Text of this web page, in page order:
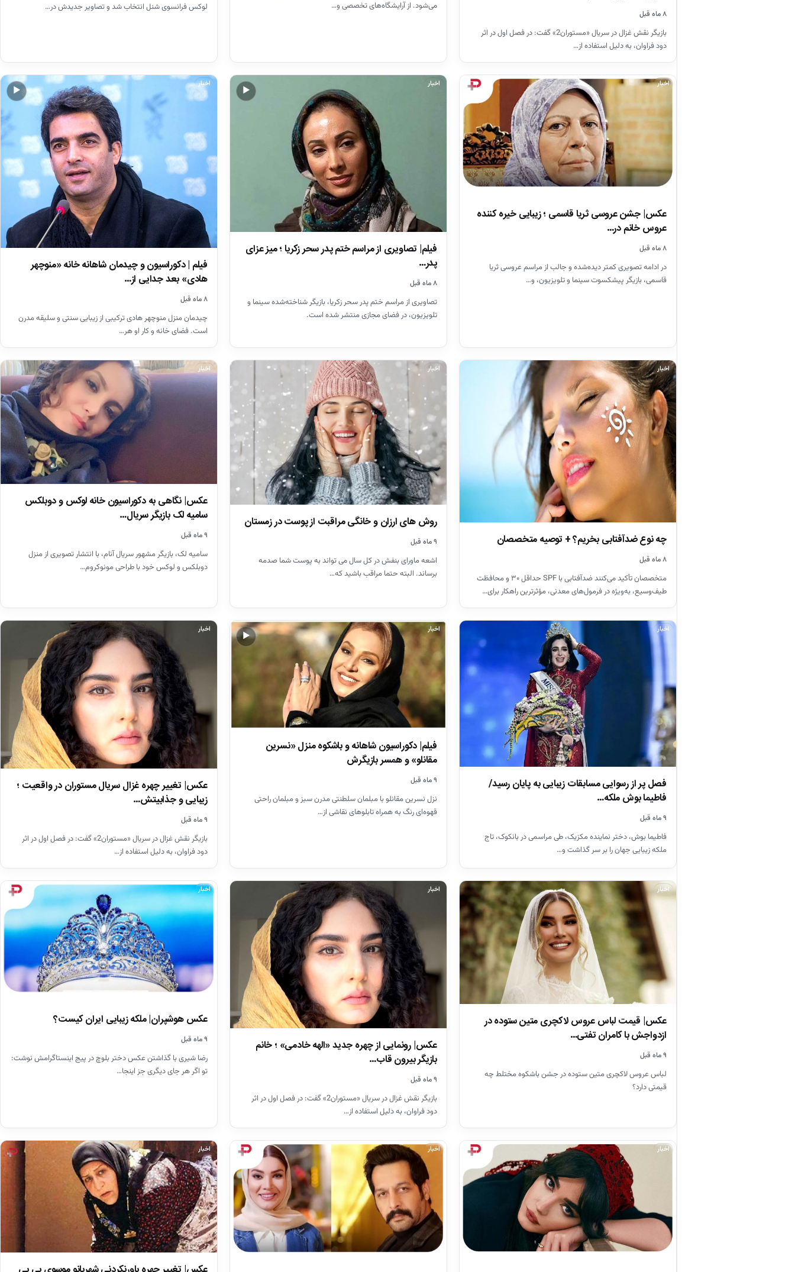
۸ ماه قبل
بازیگر نقش غزال در سریال «مستوران2» گفت: در فصل اول در اثر
دود فراوان، به دلیل استفاده از…
می‌شود. از آرایشگاه‌های تخصصی و…
لوکس فرانسوی شنل انتخاب شد و تصاویر جدیدش در…
اخبار
عکس| جشن عروسی ثریا قاسمی ؛ زیبایی خیره کننده
عروس خانم در…
۸ ماه قبل
در ادامه تصویری کمتر دیده‌شده و جالب از مراسم عروسی ثریا
قاسمی، بازیگر پیشکسوت سینما و تلویزیون، و…
▶
اخبار
فیلم| تصاویری از مراسم ختم پدر سحر زکریا ؛ میز عزای
پدر…
۸ ماه قبل
تصاویری از مراسم ختم پدر سحر زکریا، بازیگر شناخته‌شده سینما و
تلویزیون، در فضای مجازی منتشر شده است.
▶
اخبار
فیلم | دکوراسیون و چیدمان شاهانه خانه «منوچهر
هادی» بعد جدایی از…
۸ ماه قبل
چیدمان منزل منوچهر هادی ترکیبی از زیبایی سنتی و سلیقه مدرن
است. فضای خانه و کار او هر…
اخبار
چه نوع ضدآفتابی بخریم؟ + توصیه متخصصان
۸ ماه قبل
متخصصان تأکید می‌کنند ضدآفتابی با SPF حداقل ۳۰ و محافظت
طیف‌وسیع، به‌ویژه در فرمول‌های معدنی، مؤثرترین راهکار برای…
اخبار
روش های ارزان و خانگی مراقبت از پوست در زمستان
۹ ماه قبل
اشعه ماورای بنفش در کل سال می تواند به پوست شما صدمه
برساند. البته حتما مراقب باشید که…
اخبار
عکس| نگاهی به دکوراسیون خانه لوکس و دوبلکس
سامیه لک بازیگر سریال…
۹ ماه قبل
سامیه لک، بازیگر مشهور سریال آنام، با انتشار تصویری از منزل
دوبلکس و لوکس خود با طراحی مونوکروم…
اخبار
فصل پر از رسوایی مسابقات زیبایی به پایان رسید/
فاطیما بوش ملکه…
۹ ماه قبل
فاطیما بوش، دختر نماینده مکزیک، طی مراسمی در بانکوک، تاج
ملکه زیبایی جهان را بر سر گذاشت و…
▶
اخبار
فیلم| دکوراسیون شاهانه و باشکوه منزل «نسرین
مقانلو» و همسر بازیگرش
۹ ماه قبل
نزل نسرین مقانلو با مبلمان سلطنتی مدرن سبز و مبلمان راحتی
قهوه‌ای رنگ به همراه تابلوهای نقاشی از…
اخبار
عکس| تغییر چهره غزال سریال مستوران در واقعیت ؛
زیبایی و جذابیتش…
۹ ماه قبل
بازیگر نقش غزال در سریال «مستوران2» گفت: در فصل اول در اثر
دود فراوان، به دلیل استفاده از…
اخبار
عکس| قیمت لباس عروس لاکچری متین ستوده در
ازدواجش با کامران تفتی…
۹ ماه قبل
لباس عروس لاکچری متین ستوده در جشن باشکوه مختلط چه
قیمتی دارد؟
اخبار
عکس| رونمایی از چهره جدید «الهه خادمی» ؛ خانم
بازیگر بیرون قاب…
۹ ماه قبل
بازیگر نقش غزال در سریال «مستوران2» گفت: در فصل اول در اثر
دود فراوان، به دلیل استفاده از…
اخبار
عکس هوشپران| ملکه زیبایی ایران کیست؟
۹ ماه قبل
رضا شیری با گذاشتن عکس دختر بلوچ در پیج اینستاگرامش نوشت:
تو اگر هر جای دیگری جز اینجا…
اخبار اخبار اخبار